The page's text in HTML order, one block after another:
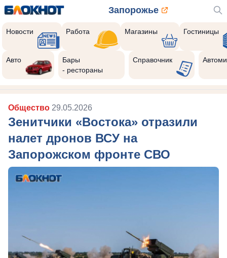
Запорожье
Новости Работа Магазины Гостиницы
Авто
Бары
- рестораны
Справочник
Общество 29.05.2026
Зенитчики «Востока» отразили
налет дронов ВСУ на
Запорожском фронте СВО